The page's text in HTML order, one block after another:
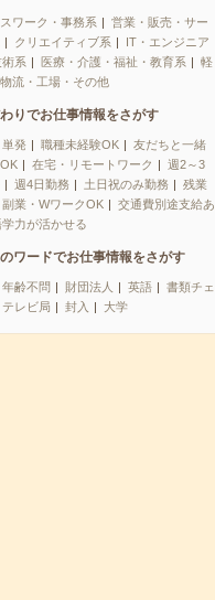
ワーク・事務系
営業・販売・サー
クリエイティブ系
IT・エンジニア
術系 医療・介護・福祉・教育系
軽
流・工場・その他
りでお仕事情報をさがす
単発 職種未経験OK
友だちと一緒
在宅・リモートワーク
週2～3
週4日勤務 土日祝のみ勤務
残業
副業・WワークOK
交通費別途支給あ
学力が活かせる
のワードでお仕事情報をさがす
年齢不問 財団法人 英語
書類チェ
テレビ局 封入 大学